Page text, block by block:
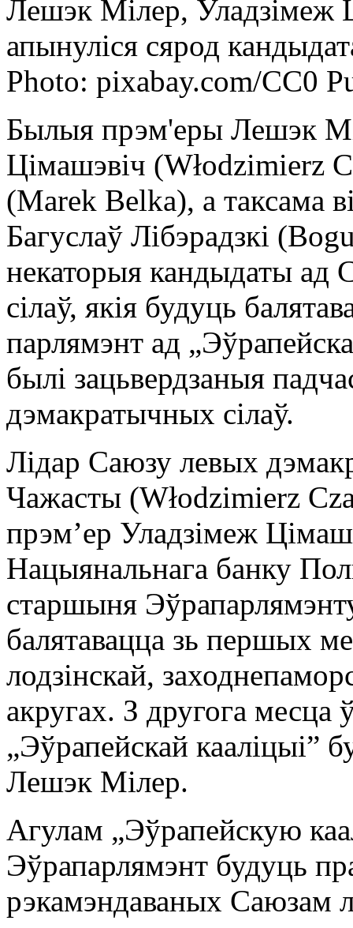
Лешэк Мілер, Уладзімеж
апынуліся сярод
Photo: pixabay.com/CC0
Былыя прэм'еры Лешэк
Цімашэвіч (Włodzimierz
(Marek Belka), а таксама
Багуслаў Лібэрадзкі
некаторыя кандыдаты ад
сілаў, якія будуць
парлямэнт ад
былі зацьвердзаныя
дэмакратычных сілаў.
Лідар Саюзу левых
Чажасты (Włodzimierz
прэм’ер Уладзімеж
Нацыянальнага банку
старшыня
балятавацца зь першых
лодзінскай,
акругах. З другога месца
„Эўрапейскай кааліцыі”
Лешэк Мілер.
Агулам „Эўрапейскую
Эўрапарлямэнт будуць
рэкамэндаваных Саюзам